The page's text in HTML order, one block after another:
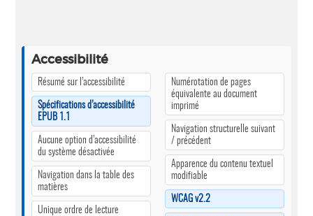
Accessibilité
Résumé sur l’accessibilité
Spécifications d’accessibilité
EPUB 1.1
Aucune option d’accessibilité
du système désactivée
Navigation dans la table des
matières
Unique ordre de lecture
Numérotation de pages
équivalente au document
imprimé
Navigation structurelle suivant
/ précédent
Apparence du contenu textuel
modifiable
WCAG v2.2